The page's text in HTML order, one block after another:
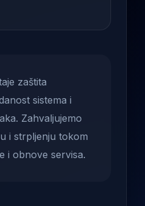
zaštita
sistema i
Zahvaljujemo
i strpljenju tokom
i obnove servisa.